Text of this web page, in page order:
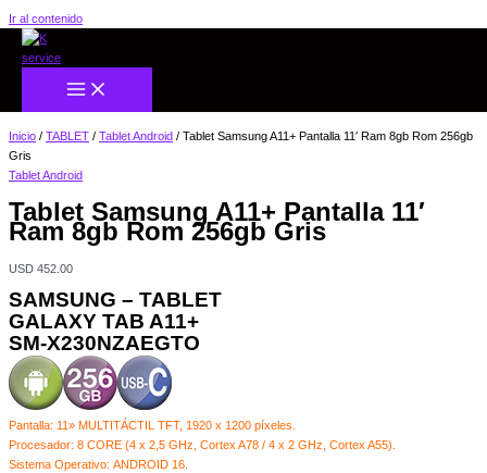
Ir al contenido
Inicio / TABLET / Tablet Android / Tablet Samsung A11+ Pantalla 11′ Ram 8gb Rom 256gb
Gris
Tablet Android
Tablet Samsung A11+ Pantalla 11′
Ram 8gb Rom 256gb Gris
USD 452.00
SAMSUNG – TABLET
GALAXY TAB A11+
SM-X230NZAEGTO
Pantalla: 11» MULTITÁCTIL TFT, 1920 x 1200 píxeles.
Procesador: 8 CORE (4 x 2,5 GHz, Cortex A78 / 4 x 2 GHz, Cortex A55).
Sistema Operativo: ANDROID 16.